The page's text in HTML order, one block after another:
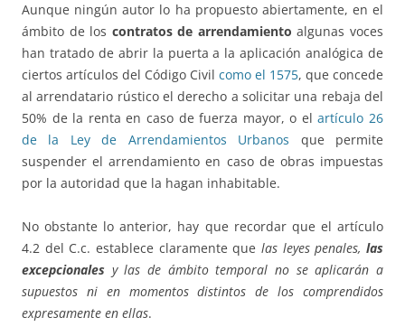
Aunque ningún autor lo ha propuesto abiertamente, en el
ámbito de los contratos de arrendamiento algunas voces
han tratado de abrir la puerta a la aplicación analógica de
ciertos artículos del Código Civil como el 1575, que concede
al arrendatario rústico el derecho a solicitar una rebaja del
50% de la renta en caso de fuerza mayor, o el artículo 26
de la Ley de Arrendamientos Urbanos que permite
suspender el arrendamiento en caso de obras impuestas
por la autoridad que la hagan inhabitable.
No obstante lo anterior, hay que recordar que el artículo
4.2 del C.c. establece claramente que las leyes penales, las
excepcionales y las de ámbito temporal no se aplicarán a
supuestos ni en momentos distintos de los comprendidos
expresamente en ellas.